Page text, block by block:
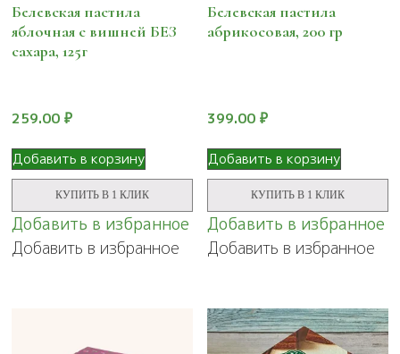
Белевская пастила
яблочная с вишней БЕЗ
сахара, 125г
259.00 ₽
Добавить в корзину
КУПИТЬ В 1 КЛИК
Добавить в избранное
Добавить в избранное
Белевская пастила
абрикосовая, 200 гр
399.00₽
Добавить в корзину
КУПИТЬ В 1 КЛИК
Добавить в избранное
Добавить в избранное